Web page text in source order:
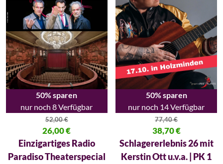
50% sparen
nur noch 8 Verfügbar
52,00€
Ursprünglicher Preis war: 52,00 €
26,00€
Aktueller Preis ist: 26,00 €.
Einzigartiges Radio
Paradiso Theaterspecial
50% sparen
nur noch 14 Verfügbar
77,40€
Ursprünglicher Preis war:
38,70€
Aktueller Preis ist: 38,70 €.
Schlagererlebnis 26 mit
Kerstin Ott u.v.a. | PK 1